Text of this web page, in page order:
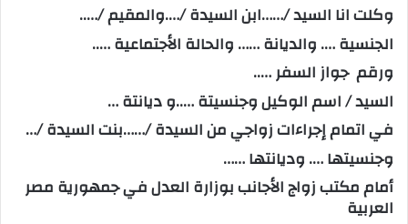
وكلت انا السيد /……ابن السيدة /….والمقيم /…..
الجنسية …. والديانة …… والحالة الأجتماعية …..
ورقم جواز السفر …..
السيد / اسم الوكيل وجنسيتة …..و ديانتة …
في اتمام إجراءات زواجي من السيدة /……بنت السيدة /…
وجنسيتها …. وديانتها ……
أمام مكتب زواج الأجانب بوزارة العدل في جمهورية مصر
العربية